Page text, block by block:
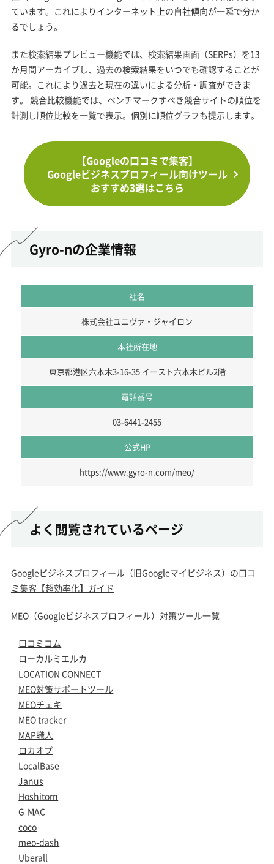
ています。これによりインターネット上の自社傾向が一瞬で分か
るでしょう。
また検索結果プレビュー機能では、検索結果画面（SERPs）を13
か月間アーカイブし、過去の検索結果をいつでも確認することが
可能。これにより過去と現在の違いによる分析・調査ができま
す。 競合比較機能では、ベンチマークすべき競合サイトの順位を
計測し順位比較を一覧で表示。個別に順位グラフも提示します。
【Googleの口コミで集客】
Googleビジネスプロフィール向けツール
おすすめ3選はこちら
Gyro-nの企業情報
社名
株式会社ユニヴァ・ジャイロン
本社所在地
東京都港区六本木3-16-35 イースト六本木ビル2階
電話番号
03-6441-2455
公式HP
https://www.gyro-n.com/meo/
よく閲覧されているページ
Googleビジネスプロフィール（旧Googleマイビジネス）の口コ
ミ集客【超効率化】ガイド
MEO（Googleビジネスプロフィール）対策ツール一覧
口コミコム
ローカルミエルカ
LOCATION CONNECT
MEO対策サポートツール
MEOチェキ
MEO tracker
MAP職人
ロカオプ
LocalBase
Janus
Hoshitorn
G-MAC
coco
meo-dash
Uberall